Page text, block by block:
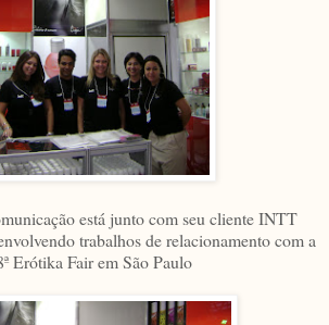
está junto com seu cliente INTT
trabalhos de relacionamento com a
Erótika Fair em São Paulo